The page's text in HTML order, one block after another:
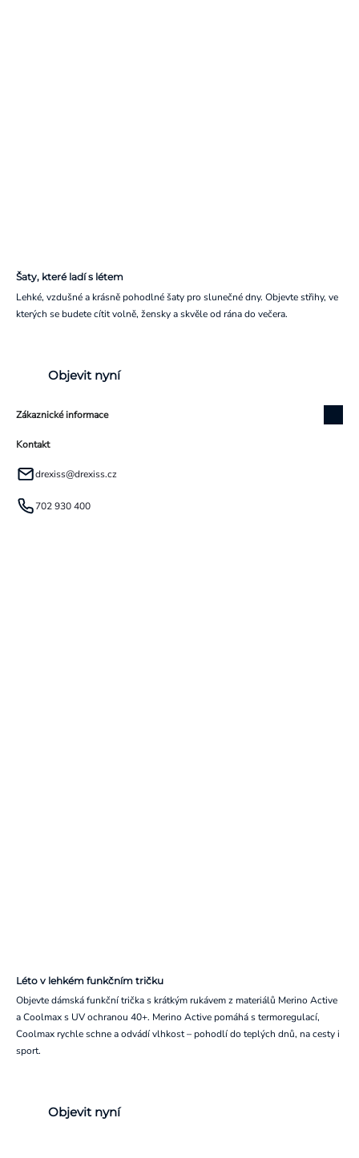
Šaty, které ladí s létem
Lehké, vzdušné a krásně pohodlné šaty pro slunečné dny. Objevte střihy, ve
kterých se budete cítit volně, žensky a skvěle od rána do večera.
Objevit nyní
Zákaznické informace
Kontakt
drexiss@drexiss.cz
702 930 400
Léto v lehkém funkčním tričku
Objevte dámská funkční trička s krátkým rukávem z materiálů Merino Active
a Coolmax s UV ochranou 40+. Merino Active pomáhá s termoregulací,
Coolmax rychle schne a odvádí vlhkost – pohodlí do teplých dnů, na cesty i
sport.
Objevit nyní